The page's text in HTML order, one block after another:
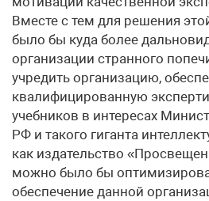
Вместе с тем для решения
было бы куда более
организации странного
учредить организацию,
квалифицированную
учебников в интересах
РФ и такого гиганта
как издательство
можно было бы
обеспечение данной